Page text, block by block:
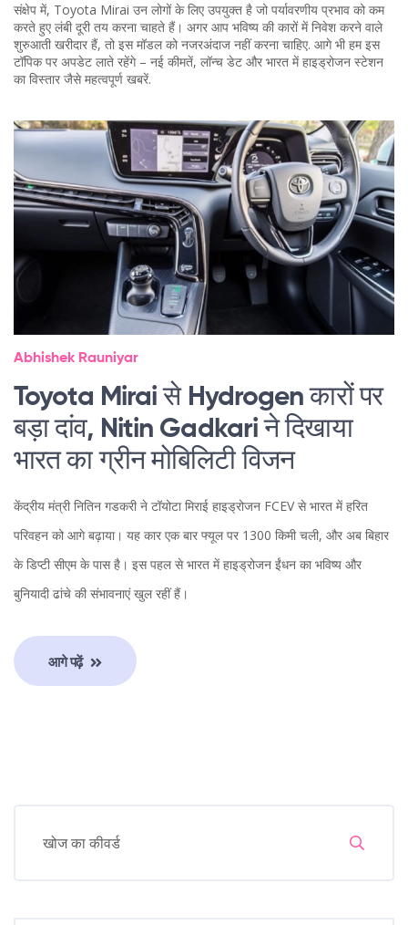
संक्षेप में, Toyota Mirai उन लोगों के लिए उपयुक्त है जो पर्यावरणीय प्रभाव को कम
करते हुए लंबी दूरी तय करना चाहते हैं। अगर आप भविष्य की कारों में निवेश करने वाले
शुरुआती खरीदार हैं, तो इस मॉडल को नजरअंदाज नहीं करना चाहिए. आगे भी हम इस
टॉपिक पर अपडेट लाते रहेंगे – नई कीमतें, लॉन्च डेट और भारत में हाइड्रोजन स्टेशन
का विस्तार जैसे महत्वपूर्ण खबरें.
Abhishek Rauniyar
Toyota Mirai से Hydrogen कारों पर
बड़ा दांव, Nitin Gadkari ने दिखाया
भारत का ग्रीन मोबिलिटी विजन
केंद्रीय मंत्री नितिन गडकरी ने टॉयोटा मिराई हाइड्रोजन FCEV से भारत में हरित
परिवहन को आगे बढ़ाया। यह कार एक बार फ्यूल पर 1300 किमी चली, और अब बिहार
के डिप्टी सीएम के पास है। इस पहल से भारत में हाइड्रोजन ईंधन का भविष्य और
बुनियादी ढांचे की संभावनाएं खुल रहीं हैं।
आगे पढ़ें